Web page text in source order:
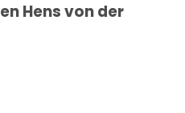
Hens von der